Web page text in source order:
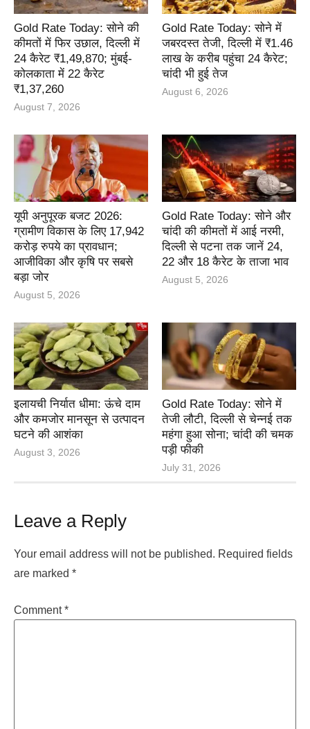
Gold Rate Today: सोने की
कीमतों में फिर उछाल, दिल्ली में
24 कैरेट ₹1,49,870; मुंबई-
कोलकाता में 22 कैरेट
₹1,37,260
August 7, 2026
Gold Rate Today: सोने में
जबरदस्त तेजी, दिल्ली में ₹1.46
लाख के करीब पहुंचा 24 कैरेट;
चांदी भी हुई तेज
August 6, 2026
यूपी अनुपूरक बजट 2026:
ग्रामीण विकास के लिए 17,942
करोड़ रुपये का प्रावधान;
आजीविका और कृषि पर सबसे
बड़ा जोर
August 5, 2026
Gold Rate Today: सोने और
चांदी की कीमतों में आई नरमी,
दिल्ली से पटना तक जानें 24,
22 और 18 कैरेट के ताजा भाव
August 5, 2026
इलायची निर्यात धीमा: ऊंचे दाम
और कमजोर मानसून से उत्पादन
घटने की आशंका
August 3, 2026
Gold Rate Today: सोने में
तेजी लौटी, दिल्ली से चेन्नई तक
महंगा हुआ सोना; चांदी की चमक
पड़ी फीकी
July 31, 2026
Leave a Reply
Your email address will not be published. Required fields
are marked *
Comment*